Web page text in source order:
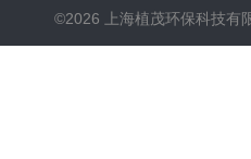
©2026 上海植茂环保科技有